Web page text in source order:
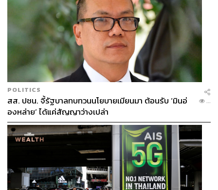
POLITICS
สส. ปชน. จี้รัฐบาลทบทวนนโยบายเมียนมา ต้อนรับ ‘มินอ่
องหล่าย’ ได้แค่สัญญาว่างเปล่า
...